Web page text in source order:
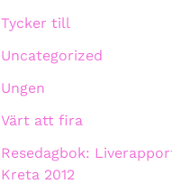
Tycker till
Uncategorized
Ungen
Värt att fira
Resedagbok:
Kreta 2012